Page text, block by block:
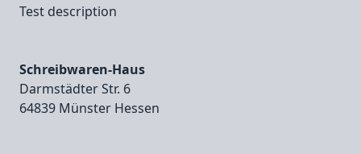
Test description
Schreibwaren-Haus
Darmstädter Str. 6
64839 Münster Hessen